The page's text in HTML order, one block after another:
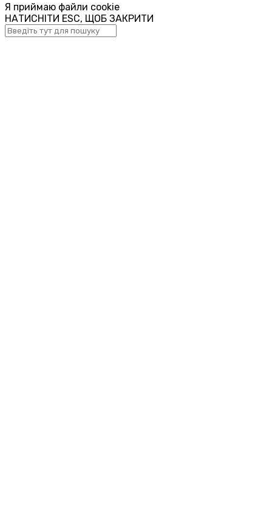
Я приймаю файли cookie
НАТИСНІТИ ESC, ЩОБ ЗАКРИТИ